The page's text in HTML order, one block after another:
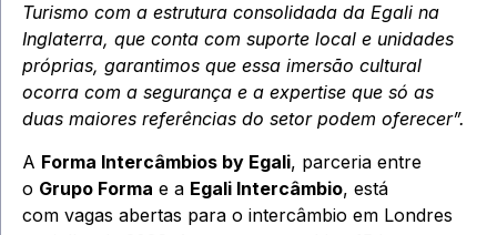
Turismo com a estrutura consolidada da Egali na
Inglaterra, que conta com suporte local e unidades
próprias, garantimos que essa imersão cultural
ocorra com a segurança e a expertise que só as
duas maiores referências do setor podem oferecer”.
A Forma Intercâmbios by Egali, parceria entre
o Grupo Forma e a Egali Intercâmbio, está
com vagas abertas para o intercâmbio em Londres